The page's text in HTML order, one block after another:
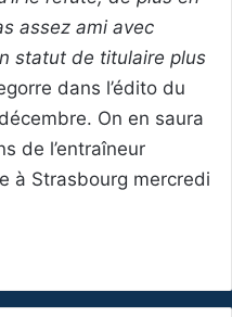
assez ami avec
statut de titulaire plus
dans l’édito du
On en saura
de l’entraîneur
à Strasbourg mercredi